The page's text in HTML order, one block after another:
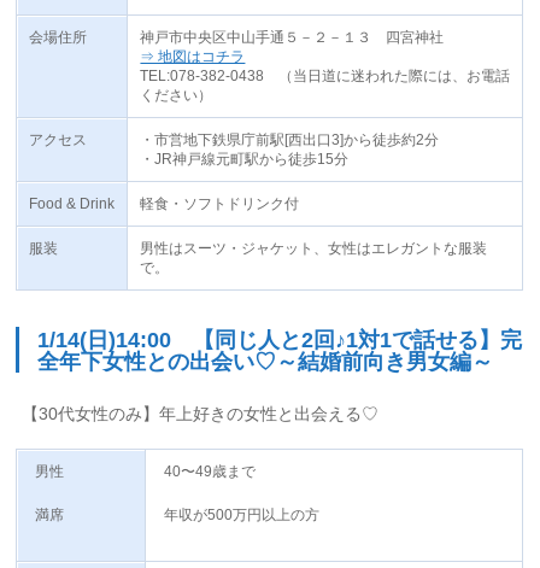
会場住所
神戸市中央区中山手通５－２－１３ 四宮神社
⇒ 地図はコチラ
TEL:078-382-0438 （当日道に迷われた際には、お電話
ください）
アクセス
・市営地下鉄県庁前駅[西出口3]から徒歩約2分
・JR神戸線元町駅から徒歩15分
Food & Drink 軽食・ソフトドリンク付
服装
男性はスーツ・ジャケット、女性はエレガントな服装
で。
1/14(日)14:00 【同じ人と2回♪1対1で話せる】完
全年下女性との出会い♡～結婚前向き男女編～
【30代女性のみ】年上好きの女性と出会える♡
男性
満席
40〜49歳まで
年収が500万円以上の方